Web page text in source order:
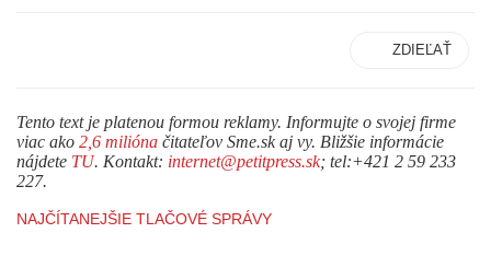
ZDIEĽAŤ
Tento text je platenou formou reklamy. Informujte o svojej firme
viac ako 2,6 milióna čitateľov Sme.sk aj vy. Bližšie informácie
nájdete TU. Kontakt: internet@petitpress.sk; tel:+421 2 59 233
227.
NAJČÍTANEJŠIE TLAČOVÉ SPRÁVY